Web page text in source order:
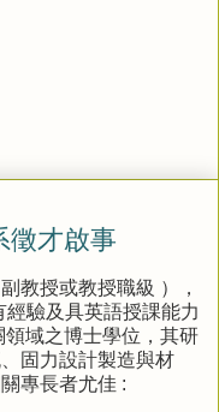
徵才啟事
教授或教授職級 ），
驗及具英語授課能力
域之博士學位，其研
固力設計製造與材
專長者尤佳 :